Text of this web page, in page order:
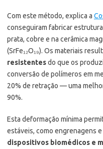
Com este método, explica a
conseguiram fabricar
prata, cobre e na cerâmica
(SrFe₁₂O₁₉). Os materiais
resistentesdo que os
conversão de polímeros em
20% de retração — uma
90%.
Esta deformação mínima
estáveis, como engrenagens
dispositivos biomédicos e